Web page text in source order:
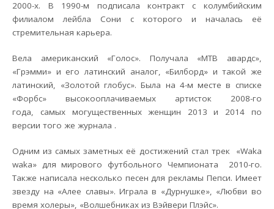
2000-х. В 1990-м подписала контракт с колумбийским
филиалом лейбла Сони с которого и началась её
стремительная карьера.
Вела американский «Голос». Получала «МТВ авардс»,
«Грэмми» и его латинский аналог, «Билборд» и такой же
латинский, «Золотой глобус». Была на 4-м месте в списке
«Форбс» высокооплачиваемых артисток 2008-го
года, самых могущественных женщин 2013 и 2014 по
версии того же журнала .
Одним из самых заметных её достижений стал трек «Waka
waka» для мирового футбольного Чемпионата 2010-го.
Также написала несколько песен для рекламы Пепси. Имеет
звезду на «Алее славы». Играла в «Дурнушке», «Любви во
время холеры», «Волшебниках из Вэйвери Плэйс».